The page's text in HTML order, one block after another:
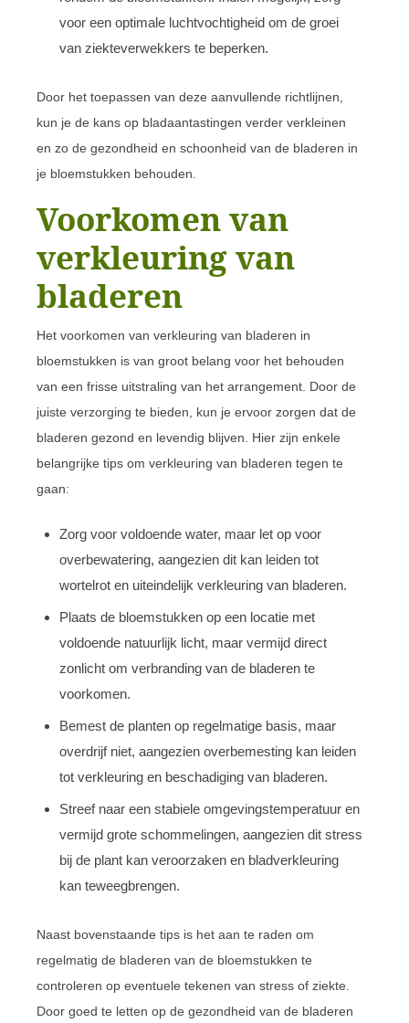
voor een optimale luchtvochtigheid om de groei
van ziekteverwekkers te beperken.
Door het toepassen van deze aanvullende richtlijnen,
kun je de kans op bladaantastingen verder verkleinen
en zo de gezondheid en schoonheid van de bladeren in
je bloemstukken behouden.
Voorkomen van
verkleuring van
bladeren
Het voorkomen van verkleuring van bladeren in
bloemstukken is van groot belang voor het behouden
van een frisse uitstraling van het arrangement. Door de
juiste verzorging te bieden, kun je ervoor zorgen dat de
bladeren gezond en levendig blijven. Hier zijn enkele
belangrijke tips om verkleuring van bladeren tegen te
gaan:
Zorg voor voldoende water, maar let op voor
overbewatering, aangezien dit kan leiden tot
wortelrot en uiteindelijk verkleuring van bladeren.
Plaats de bloemstukken op een locatie met
voldoende natuurlijk licht, maar vermijd direct
zonlicht om verbranding van de bladeren te
voorkomen.
Bemest de planten op regelmatige basis, maar
overdrijf niet, aangezien overbemesting kan leiden
tot verkleuring en beschadiging van bladeren.
Streef naar een stabiele omgevingstemperatuur en
vermijd grote schommelingen, aangezien dit stress
bij de plant kan veroorzaken en bladverkleuring
kan teweegbrengen.
Naast bovenstaande tips is het aan te raden om
regelmatig de bladeren van de bloemstukken te
controleren op eventuele tekenen van stress of ziekte.
Door goed te letten op de gezondheid van de bladeren